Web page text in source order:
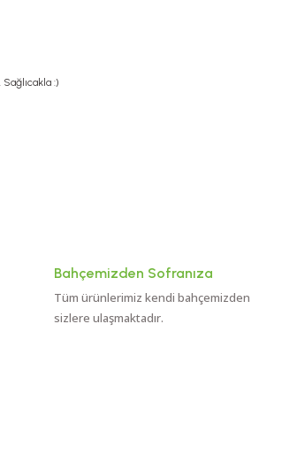
:)
Bahçemizden Sofranıza
Tüm ürünlerimiz kendi bahçemizden
sizlere ulaşmaktadır.